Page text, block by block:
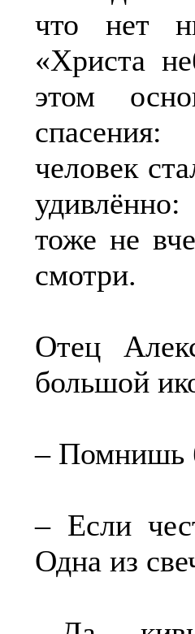
что нет
«Христа
этом
человек
тоже не
смотри.
Отец
большой
– Помнишь
– Если
Одна из